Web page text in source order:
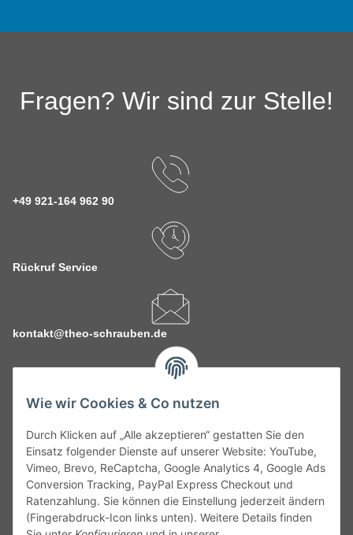
Wie wir Cookies & Co nutzen
Durch Klicken auf „Alle akzeptieren“ gestatten Sie den
Einsatz folgender Dienste auf unserer Website: YouTube,
Vimeo, Brevo, ReCaptcha, Google Analytics 4, Google Ads
Conversion Tracking, PayPal Express Checkout und
Ratenzahlung. Sie können die Einstellung jederzeit ändern
(Fingerabdruck-Icon links unten). Weitere Details finden
Fragen? Wir sind zur Stelle!
+49 921-164 962 90
Rückruf Service
kontakt@theo-schrauben.de
Service
Gesetzliche Informationen
Alle technischen Angaben ohne Gewähr. Irrtümer und fehlerhafte